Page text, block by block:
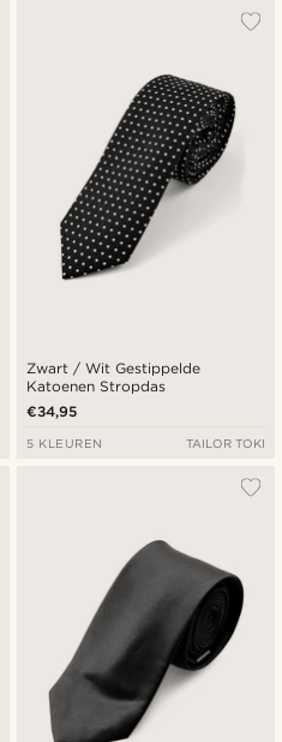
Zwart / Wit Gestippelde
Katoenen Stropdas
€34,95
5 KLEUREN TAILOR TOKI